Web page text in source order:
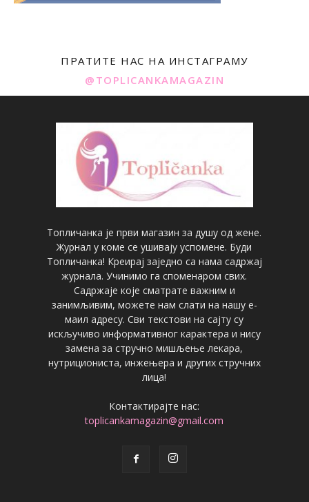
ПРАТИТЕ НАС НА ИНСТАГРАМУ
@TOPLICANKAMAGAZIN
Топличанка је први магазин за душу од жене.
Журнал у коме се ушивају успомене. Буди
Топличанка! Креирај заједно са нама садржај
журнала. Учинимо га споменаром свих.
Садржаје које сматрате важним и
занимљивим, можете нам слати на нашу е-
маил адресу. Сви текстови на сајту су
искључиво информативног карактера и нису
замена за стручно мишљење лекара,
нутрициониста, инжењера и других стручних
лица!
Контактирајте нас:
toplicankamagazin@gmail.com